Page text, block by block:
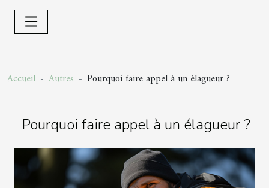
Accueil Autres Pourquoi faire appel à un élagueur ?
Pourquoi faire appel à un élagueur ?